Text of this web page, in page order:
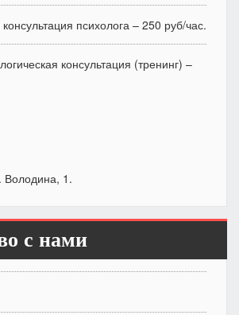
психолога – 250 руб/час.
консультация (тренинг) –
Володина, 1.
с нами